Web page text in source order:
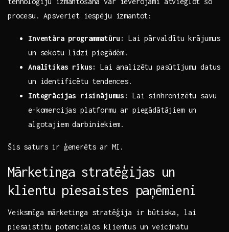
procesu. ⁣Apsveriet iespēju izmantot:
Inventāra programmatūru:
Lai ⁤pārvaldītu krājumus
un sekotu līdzi piegādēm.
Analītikas rīkus:
Lai analizētu pasūtījumu datus
un identificētu tendences.
Integrācijas risinājumus:
Lai sinhronizētu savu
e-komercijas platformu ar ‍piegādātājiem un
algotajiem darbiniekiem.
Šis‍ saturs ir ģenerēts ar⁢ MI.
Mārketinga⁢ stratēģijas un
klientu piesaistes paņēmieni
Veiksmīga mārketinga stratēģija ir būtiska, lai⁤
piesaistītu potenciālos klientus un veicinātu